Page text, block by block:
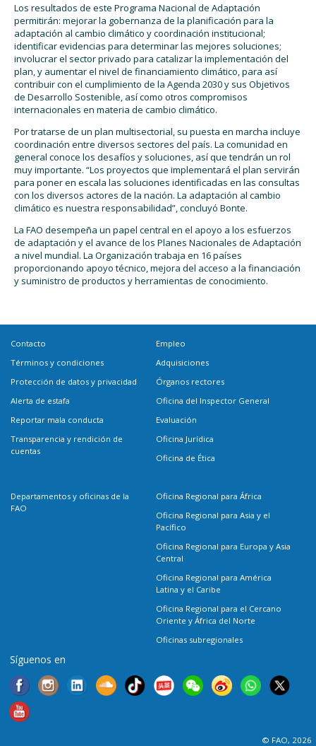
Los resultados de este Programa Nacional de Adaptación
permitirán: mejorar la gobernanza de la planificación para la
adaptación al cambio climático y coordinación institucional;
identificar evidencias para determinar las mejores soluciones;
involucrar el sector privado para catalizar la implementación del
plan, y aumentar el nivel de financiamiento climático, para así
contribuir con el cumplimiento de la Agenda 2030 y sus Objetivos
de Desarrollo Sostenible, así como otros compromisos
internacionales en materia de cambio climático.
Por tratarse de un plan multisectorial, su puesta en marcha incluye
coordinación entre diversos sectores del país. La comunidad en
general conoce los desafíos y soluciones, así que tendrán un rol
muy importante. “Los proyectos que implementará el plan servirán
para poner en escala las soluciones identificadas en las consultas
con los diversos actores de la nación. La adaptación al cambio
climático es nuestra responsabilidad”, concluyó Bonte.
La FAO desempeña un papel central en el apoyo a los esfuerzos
de adaptación y el avance de los Planes Nacionales de Adaptación
a nivel mundial. La Organización trabaja en 16 países
proporcionando apoyo técnico, mejora del acceso a la financiación
y suministro de productos y herramientas de conocimiento.
Contacto
Términos y condiciones
Protección de datos y privacidad
Alerta de estafa
Reportar mala conducta
Transparencia y rendición de
cuentas
Empleo
Adquisiciones
Órganos rectores
Oficina del Inspector General
Evaluación
Oficina Jurídica
Oficina de Ética
Departamentos y oficinas de la
FAO
Oficina Regional para África
Oficina Regional para Asia y el
Pacífico
Oficina Regional para Europa y Asia
Central
Oficina Regional para América
Latina y el Caribe
Oficina Regional para el Cercano
Oriente y África del Norte
Oficinas subregionales
Síguenos en
© FAO, 2026